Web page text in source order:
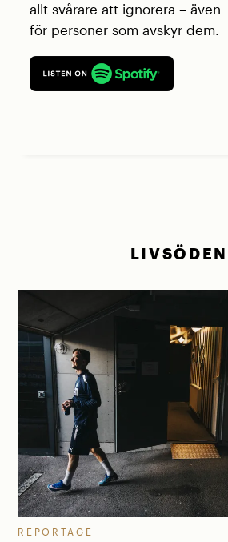
allt svårare att ignorera – även
för personer som avskyr dem.
LIVSÖDEN
REPORTAGE